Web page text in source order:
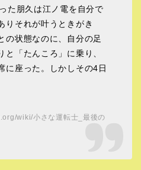
た朋久は江ノ電を自分で
りそれが叶うときがき
の状態なのに、自分の足
と「たんころ」に乗り、
に座った。しかしその4日
wiki/小さな運転士_最後の